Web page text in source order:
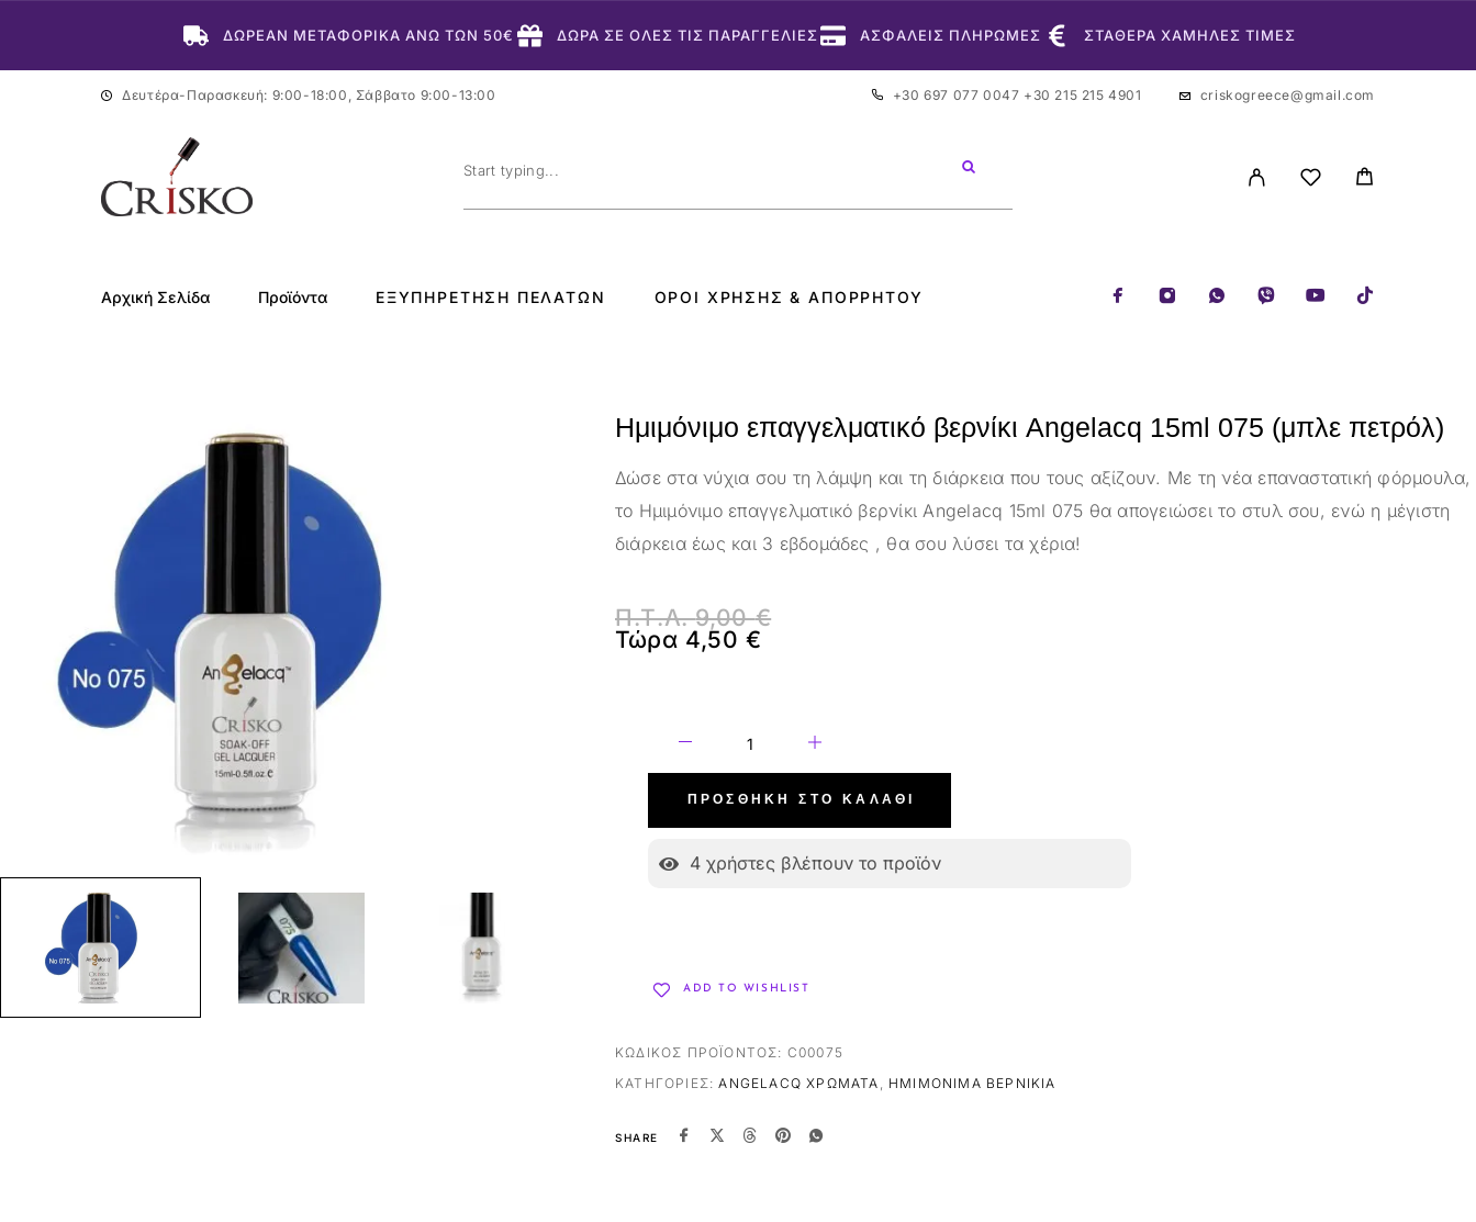
ΔΩΡΕΑΝ ΜΕΤΑΦΟΡΙΚΑ ΑΝΩ ΤΩΝ 50€ ΔΩΡΑ ΣΕ ΟΛΕΣ ΤΙΣ ΠΑΡΑΓΓΕΛΙΕΣ ΑΣΦΑΛΕΙΣ ΠΛΗΡΩΜΕΣ ΣΤΑΘΕΡΑ ΧΑΜΗΛΕΣ ΤΙΜΕΣ
Δευτέρα-Παρασκευή: 9:00-18:00, Σάββατο 9:00-13:00 +30 697 077 0047 +30 215 215 4901 criskogreece@gmail.com
Αρχική Σελίδα Προϊόντα ΕΞΥΠΗΡΈΤΗΣΗ ΠΕΛΑΤΏΝ ΌΡΟΙ ΧΡΉΣΗΣ & ΑΠΟΡΡΉΤΟΥ
Ημιμόνιμο επαγγελματικό βερνίκι Angelacq 15ml 075 (μπλε πετρόλ)
Δώσε στα νύχια σου τη λάμψη και τη διάρκεια που τους αξίζουν. Με τη νέα επαναστατική φόρμουλα,
το Ημιμόνιμο επαγγελματικό βερνίκι Angelacq 15ml 075 θα απογειώσει το στυλ σου, ενώ η μέγιστη
διάρκεια έως και 3 εβδομάδες , θα σου λύσει τα χέρια!
Π.Τ.Λ.9,00€
Τώρα 4,50€
ΠΡΟΣΘΉΚΗ ΣΤΟ ΚΑΛΆΘΙ
4 χρήστες βλέπουν το προϊόν
ADD TO WISHLIST
ΚΩΔΙΚΌΣ ΠΡΟΪΌΝΤΟΣ: C00075
ΚΑΤΗΓΟΡΊΕΣ:ANGELACQ ΧΡΏΜΑΤΑ , ΗΜΙΜΌΝΙΜΑ ΒΕΡΝΊΚΙΑ
SHARE